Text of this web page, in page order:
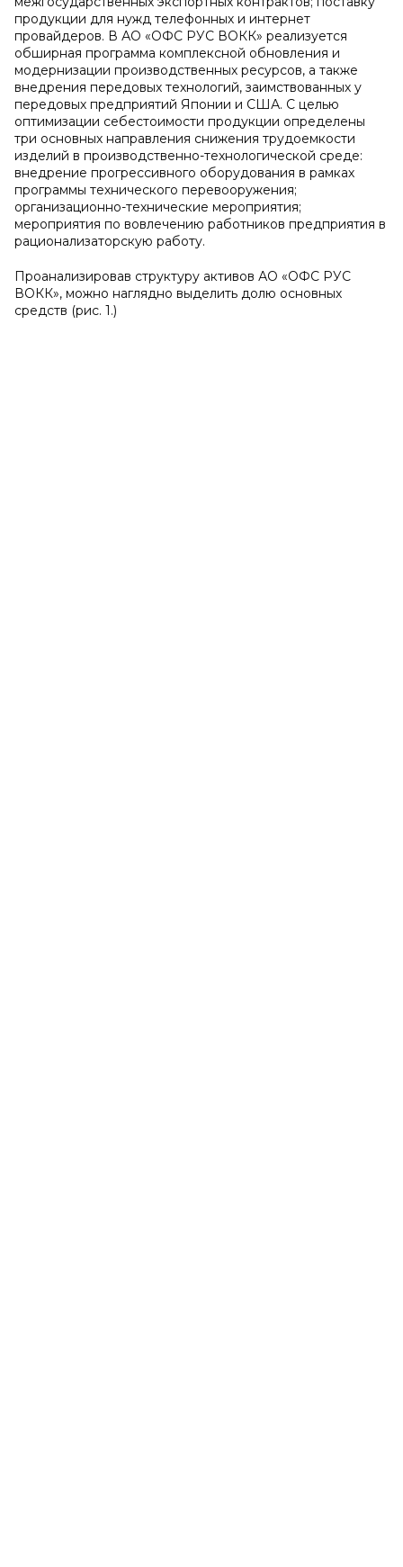
продукции для нужд телефонных и интернет
провайдеров. В АО «ОФС РУС ВОКК» реализуется
обширная программа комплексной обновления и
модернизации производственных ресурсов, а также
внедрения передовых технологий, заимствованных у
передовых предприятий Японии и США. С целью
оптимизации себестоимости продукции определены
три основных направления снижения трудоемкости
изделий в производственно-технологической среде:
внедрение прогрессивного оборудования в рамках
программы технического перевооружения;
организационно-технические мероприятия;
мероприятия по вовлечению работников предприятия в
рационализаторскую работу.
Проанализировав структуру активов АО «ОФС РУС
ВОКК», можно наглядно выделить долю основных
средств (рис. 1.)